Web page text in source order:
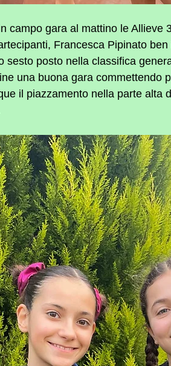
campo gara al mattino le Allieve
Francesca Pipinato
sesto posto nella classifica
una buona gara commettendo
il piazzamento nella parte alta